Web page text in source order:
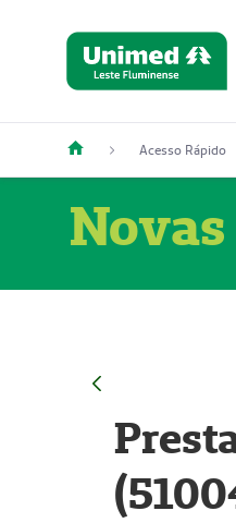
Acesso Rápido